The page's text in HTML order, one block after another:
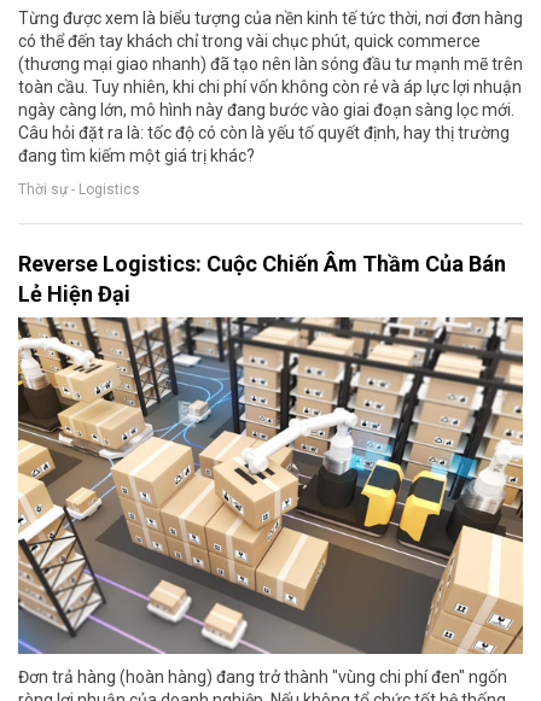
Từng được xem là biểu tượng của nền kinh tế tức thời, nơi đơn hàng
có thể đến tay khách chỉ trong vài chục phút, quick commerce
(thương mại giao nhanh) đã tạo nên làn sóng đầu tư mạnh mẽ trên
toàn cầu. Tuy nhiên, khi chi phí vốn không còn rẻ và áp lực lợi nhuận
ngày càng lớn, mô hình này đang bước vào giai đoạn sàng lọc mới.
Câu hỏi đặt ra là: tốc độ có còn là yếu tố quyết định, hay thị trường
đang tìm kiếm một giá trị khác?
Thời sự - Logistics
Reverse Logistics: Cuộc Chiến Âm Thầm Của Bán
Lẻ Hiện Đại
Đơn trả hàng (hoàn hàng) đang trở thành "vùng chi phí đen" ngốn